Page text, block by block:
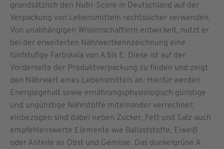
grundsätzlich den Nutri-Score in Deutschland auf der
Verpackung von Lebensmitteln rechtssicher verwenden.
Von unabhängigen Wissenschaftlern entwickelt, nutzt er
bei der erweiterten Nährwertkennzeichnung eine
fünfstufige Farbskala von A bis E. Diese ist auf der
Vorderseite der Produktverpackung zu finden und zeigt
den Nährwert eines Lebensmittels an. Hierfür werden
Energiegehalt sowie ernährungsphysiologisch günstige
und ungünstige Nährstoffe miteinander verrechnet;
einbezogen sind dabei neben Zucker, Fett und Salz auch
empfehlenswerte Elemente wie Ballaststoffe, Eiweiß
oder Anteile an Obst und Gemüse. Das dunkelgrüne A